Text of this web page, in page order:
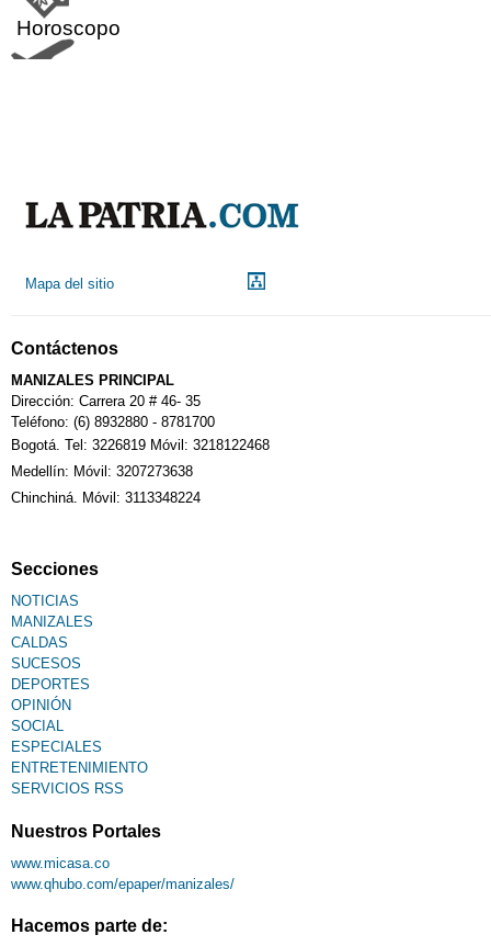
Horoscopo
Calendario Tributario
Sudoku
Mapa del sitio
Contáctenos
MANIZALES PRINCIPAL
Dirección: Carrera 20 # 46- 35
Teléfono: (6) 8932880 - 8781700
Bogotá. Tel: 3226819 Móvil: 3218122468
Medellín: Móvil: 3207273638
Chinchiná. Móvil: 3113348224
Secciones
NOTICIAS
MANIZALES
CALDAS
SUCESOS
DEPORTES
OPINIÓN
SOCIAL
ESPECIALES
ENTRETENIMIENTO
SERVICIOS RSS
Nuestros Portales
www.micasa.co
www.qhubo.com/epaper/manizales/
Hacemos parte de: